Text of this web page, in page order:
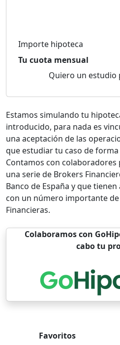
Importe hipoteca
Tu cuota mensual
Quiero un estudio
Estamos simulando tu
introducido, para nada es
una aceptación de las
que estudiar tu caso de
Contamos con colaboradores
una serie de Brokers
Banco de España y que
con un número importante de
Financieras.
Colaboramos con
cabo tu
Favoritos